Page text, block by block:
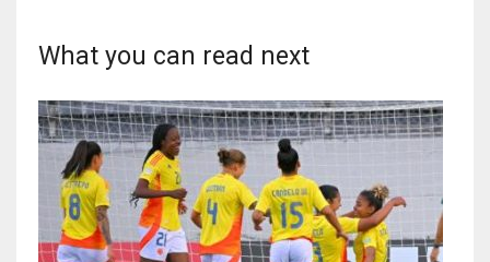
What you can read next